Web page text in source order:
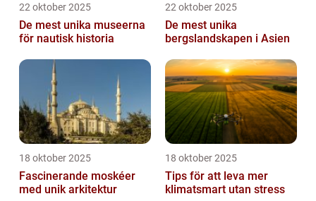
22 oktober 2025
De mest unika museerna
för nautisk historia
22 oktober 2025
De mest unika
bergslandskapen i Asien
18 oktober 2025
Fascinerande moskéer
med unik arkitektur
18 oktober 2025
Tips för att leva mer
klimatsmart utan stress